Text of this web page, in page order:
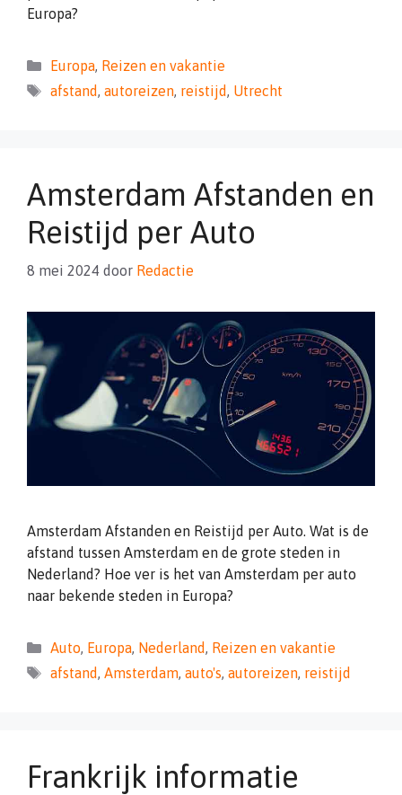
Europa?
Categorieën
Europa, Reizen en vakantie
Tags
afstand, autoreizen, reistijd, Utrecht
Amsterdam Afstanden en
Reistijd per Auto
8 mei 2024 door Redactie
Amsterdam Afstanden en Reistijd per Auto. Wat is de
afstand tussen Amsterdam en de grote steden in
Nederland? Hoe ver is het van Amsterdam per auto
naar bekende steden in Europa?
Categorieën
Auto, Europa, Nederland, Reizen en vakantie
Tags
afstand, Amsterdam, auto's, autoreizen, reistijd
Frankrijk informatie